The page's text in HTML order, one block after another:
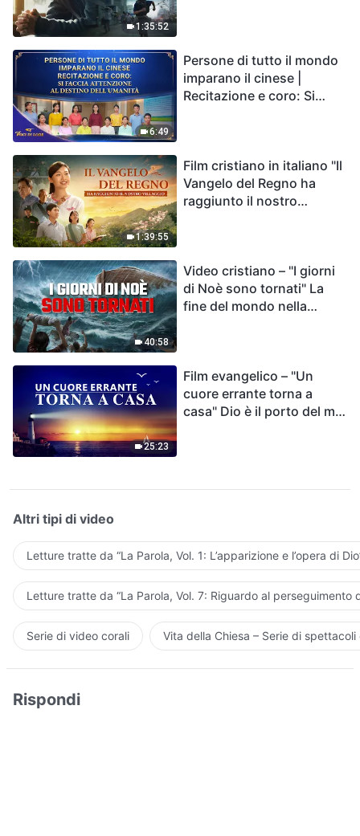
1:35:52
Regno di Dio?
6:49
Persone di tutto il mondo
imparano il cinese |
Recitazione e coro: Si
1:39:55
Film cristiano in italiano "Il
Vangelo del Regno ha
raggiunto il nostro
40:58
Video cristiano – "I giorni
di Noè sono tornati" La
fine del mondo nella
25:23
Film evangelico – "Un
cuore errante torna a
casa" Dio è il porto del mio
Altri tipi di video
Letture tratte da “La Parola, Vol. 1: L’apparizione e l’opera di
Letture tratte da “La Parola, Vol. 7: Riguardo al perseguimento
Serie di video corali Vita della Chiesa – Serie di
Rispondi